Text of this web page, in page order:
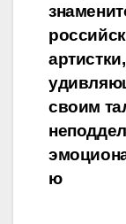
артистки,
своим
ю